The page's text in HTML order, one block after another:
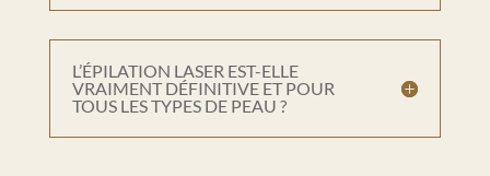
L’ÉPILATION LASER EST-ELLE
VRAIMENT DÉFINITIVE ET POUR
TOUS LES TYPES DE PEAU ?